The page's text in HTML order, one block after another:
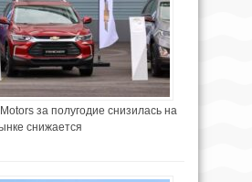
за полугодие снизилась на
снижается